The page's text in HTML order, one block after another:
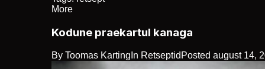
More
Kodune praekartul kanaga
By Toomas Karting In Retseptid Posted august 14,